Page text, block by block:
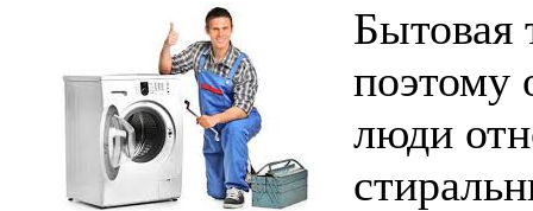
Бытовая
поэтому
люди